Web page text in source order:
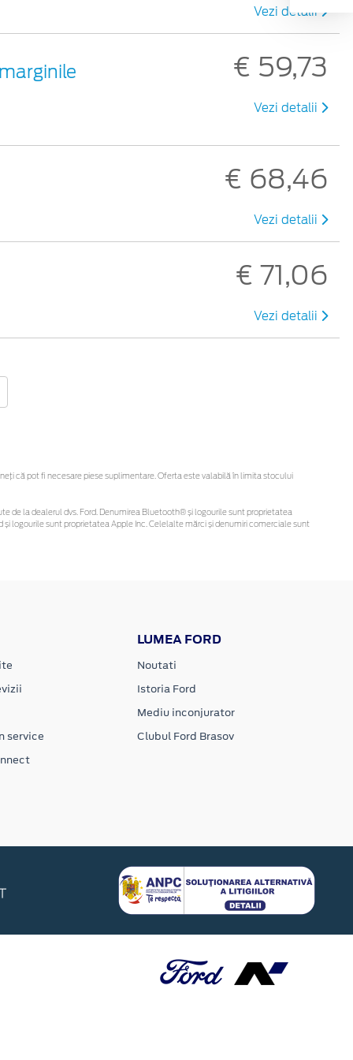
Vezi detalii
€ 59,73
Vezi detalii
€ 68,46
Vezi detalii
€ 71,06
Vezi detalii
că pot fi necesare piese suplimentare. Oferta este valabilă în limita stocului
de la dealerul dvs. Ford. Denumirea Bluetooth® și logourile sunt proprietatea
logourile sunt proprietatea Apple Inc. Celelalte mărci și denumiri comerciale sunt
service
LUMEA FORD
Noutati
Istoria Ford
Mediu inconjurator
Clubul Ford Brasov